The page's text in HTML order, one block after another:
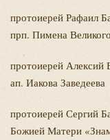
протоиерей Рафаил
прп. Пимена
протоиерей Алексий
ап. Иакова Заведеева
протоиерей Сергий
Божией Матери